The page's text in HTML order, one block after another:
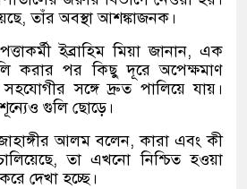
তাঁর অবস্থা আশঙ্কাজনক।
ইব্রাহিম মিয়া জানান, এক
করার পর কিছু দূরে অপেক্ষমাণ
সঙ্গে দ্রুত পালিয়ে যায়।
গুলি ছোড়ে।
আলম বলেন, কারা এবং কী
তা এখনো নিশ্চিত হওয়া
দেখা হচ্ছে।